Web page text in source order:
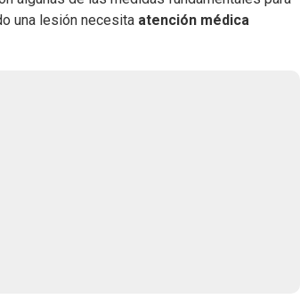
una lesión necesita atención médica